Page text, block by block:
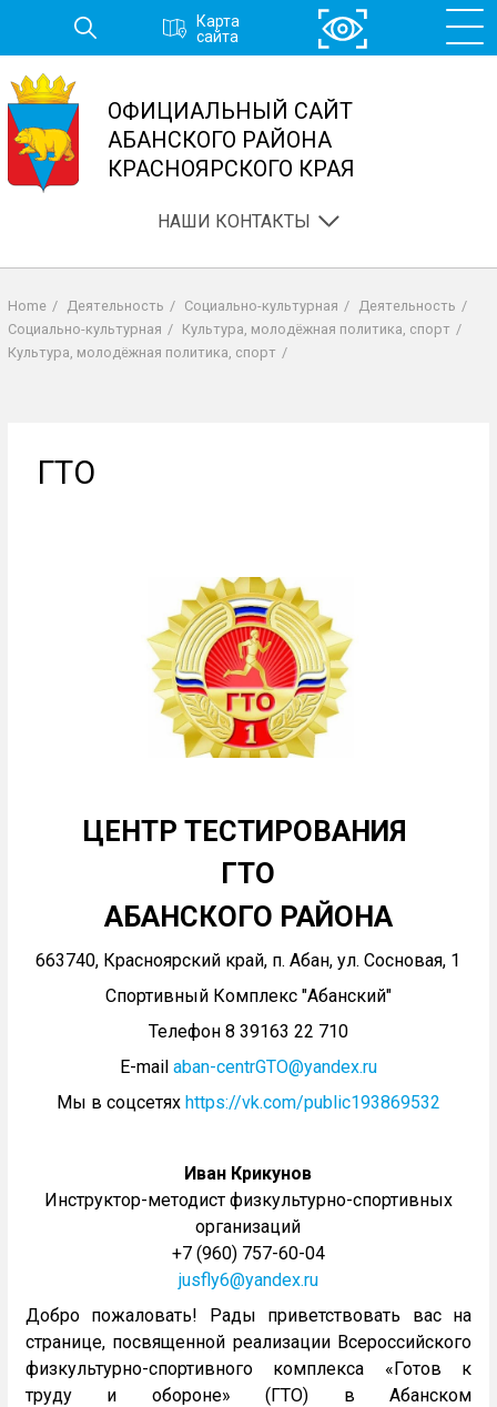
основному
содержанию
Карта
сайта
ОФИЦИАЛЬНЫЙ САЙТ
АБАНСКОГО РАЙОНА
КРАСНОЯРСКОГО КРАЯ
НАШИ КОНТАКТЫ
Строка
навигации
Home / Деятельность / Социально-культурная / Деятельность /
Социально-культурная / Культура, молодёжная политика, спорт /
Культура, молодёжная политика, спорт /
ГТО
ЦЕНТР ТЕСТИРОВАНИЯ
ГТО
АБАНСКОГО РАЙОНА
663740, Красноярский край, п. Абан, ул. Сосновая, 1
Спортивный Комплекс "Абанский"
Телефон 8 39163 22 710
E-mail aban-centrGTO@yandex.ru
Мы в соцсетях https://vk.com/public193869532
Иван Крикунов
Инструктор-методист физкультурно-спортивных
организаций
+7 (960) 757-60-04
jusfly6@yandex.ru
Добро пожаловать! Рады приветствовать вас на
странице, посвященной реализации Всероссийского
физкультурно-спортивного комплекса «Готов к
труду и обороне» (ГТО) в Абанском